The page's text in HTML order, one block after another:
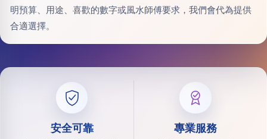
明預算、用途、喜歡的數字或風水師傅要求，我們會代為提供
合適選擇。
安全可靠 專業服務